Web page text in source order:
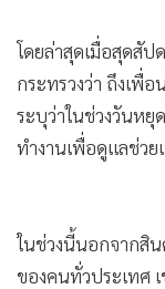
• Gotomanager
โดยล่าสุดเมื่อสุดสั
กระทรวงว่า ถึงเพื่
ระบุว่าในช่วงวันหยุ
ทำงานเพื่อดูแลช่วย
ในช่วงนี้นอกจากสิ
ของคนทั่วประเทศ